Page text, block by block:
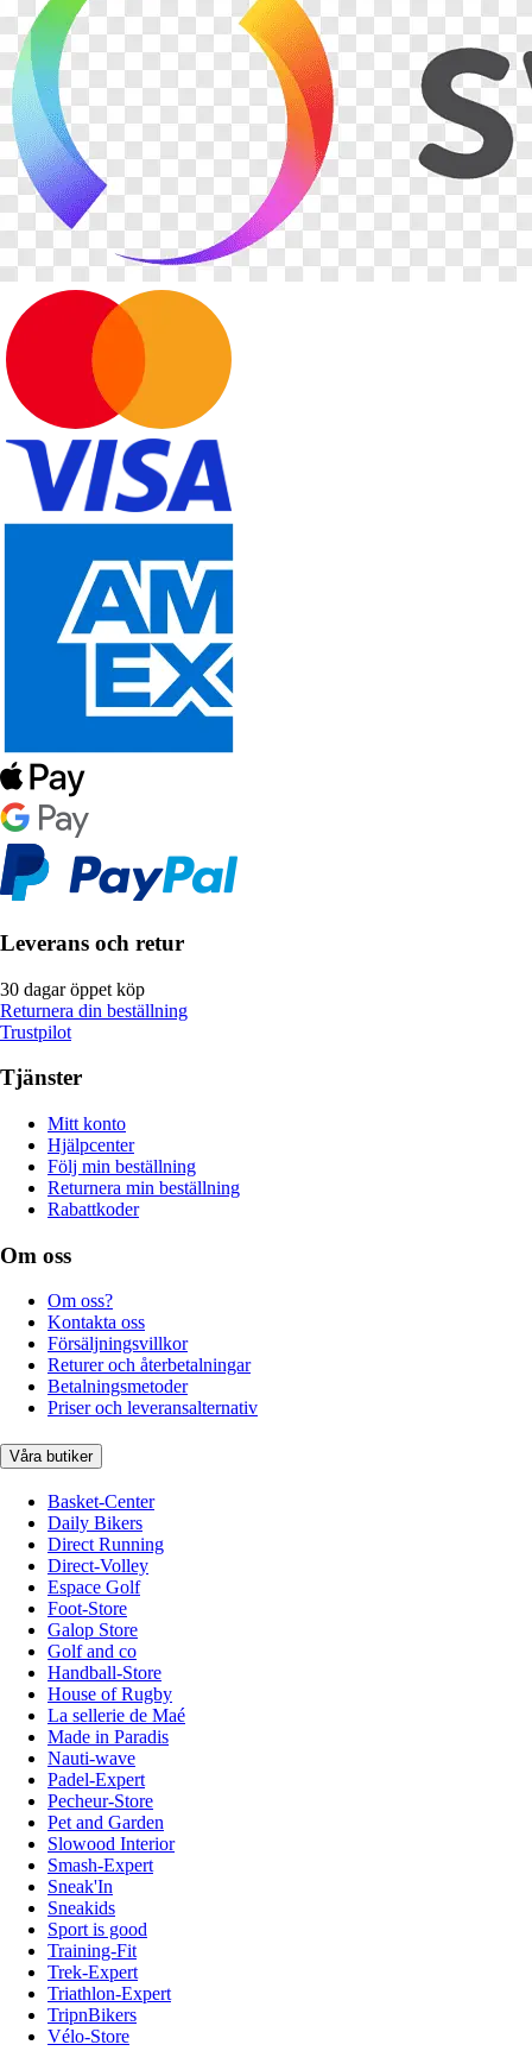
Leverans och retur
30 dagar öppet köp
Returnera din beställning
Trustpilot
Tjänster
Mitt konto
Hjälpcenter
Följ min beställning
Returnera min beställning
Rabattkoder
Om oss
Om oss?
Kontakta oss
Försäljningsvillkor
Returer och återbetalningar
Betalningsmetoder
Priser och leveransalternativ
Våra butiker
Basket-Center
Daily Bikers
Direct Running
Direct-Volley
Espace Golf
Foot-Store
Galop Store
Golf and co
Handball-Store
House of Rugby
La sellerie de Maé
Made in Paradis
Nauti-wave
Padel-Expert
Pecheur-Store
Pet and Garden
Slowood Interior
Smash-Expert
Sneak'In
Sneakids
Sport is good
Training-Fit
Trek-Expert
Triathlon-Expert
TripnBikers
Vélo-Store